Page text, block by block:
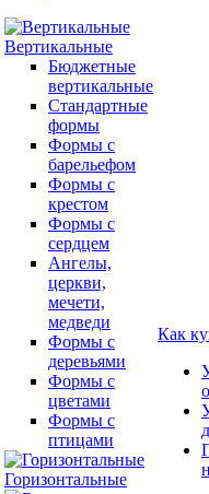
Вертикальные
Бюджетные
вертикальные
Стандартные
формы
Формы с
барельефом
Формы с
крестом
Формы с
сердцем
Ангелы,
церкви,
мечети,
медведи
Формы с
деревьями
Формы с
цветами
Формы с
птицами
Горизонтальные
Как